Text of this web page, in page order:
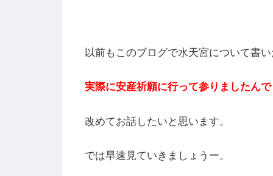
以前もこのブログで水天宮について書
実際に安産祈願に行って参りましたんで
改めてお話したいと思います。
では早速見ていきましょうー。